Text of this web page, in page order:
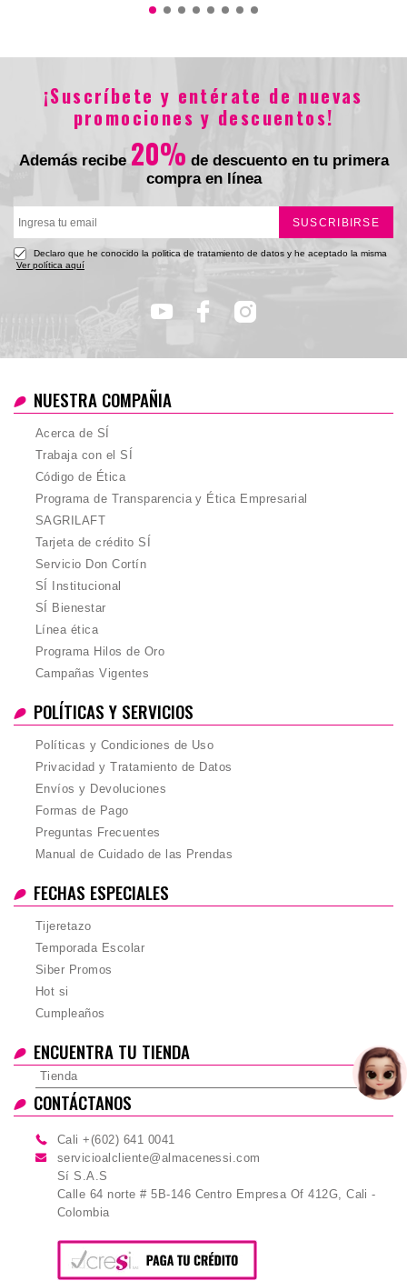
Total
¡Suscríbete y entérate de nuevas
promociones y descuentos!
Además recibe 20% de descuento en tu primera
compra en línea
SUSCRIBIRSE
Declaro que he conocido la politica de tratamiento de datos y he aceptado la misma
Ver política aquí
NUESTRA COMPAÑIA
Acerca de SÍ
Trabaja con el SÍ
Código de Ética
Programa de Transparencia y Ética Empresarial
SAGRILAFT
Tarjeta de crédito SÍ
Servicio Don Cortín
SÍ Institucional
SÍ Bienestar
Línea ética
Programa Hilos de Oro
Campañas Vigentes
POLÍTICAS Y SERVICIOS
Políticas y Condiciones de Uso
Privacidad y Tratamiento de Datos
Envíos y Devoluciones
Formas de Pago
Preguntas Frecuentes
Manual de Cuidado de las Prendas
FECHAS ESPECIALES
Tijeretazo
Temporada Escolar
Siber Promos
Hot si
Cumpleaños
ENCUENTRA TU TIENDA
Tienda
CONTÁCTANOS
Cali +(602) 641 0041
servicioalcliente@almacenessi.com
Sí S.A.S
Calle 64 norte # 5B-146 Centro Empresa Of 412G, Cali -
Colombia